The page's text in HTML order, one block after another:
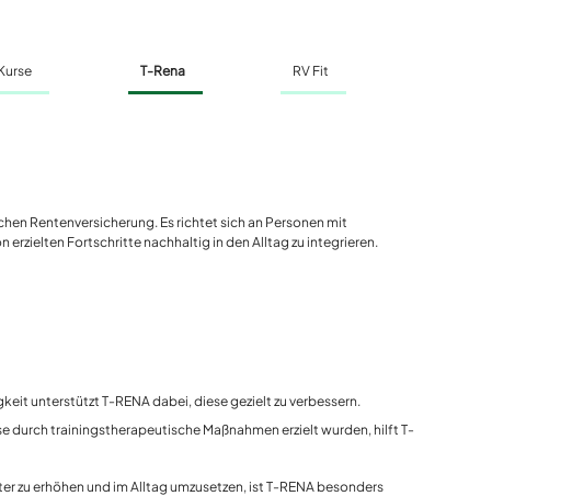
T-Rena RV Fit
Rentenversicherung. Es richtet sich an Personen mit
Fortschritte nachhaltig in den Alltag zu integrieren.
unterstützt T-RENA dabei, diese gezielt zu verbessern.
durch trainingstherapeutische Maßnahmen erzielt wurden, hilft T-
erhöhen und im Alltag umzusetzen, ist T-RENA besonders